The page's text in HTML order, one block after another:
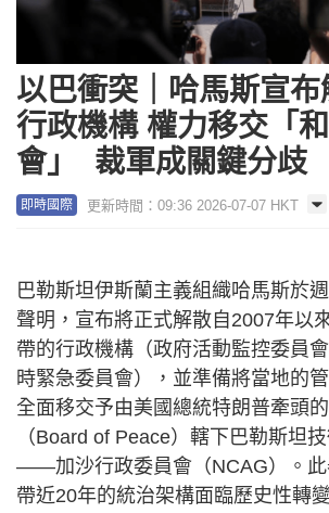
以巴衝突｜哈馬斯宣
行政機構 權力移交「
會」 裁軍成關鍵分歧
即時國際 更新時間：09:36 2026-07-07 HKT
巴勒斯坦伊斯蘭主義組織哈馬斯於
聲明，宣布將正式解散自2007年以
帶的行政機構（政府活動監控委員
時緊急委員會），並準備將當地的
全面移交予由美國總統特朗普牽頭的
（Board of Peace）轄下巴勒斯坦
——加沙行政委員會（NCAG）。此
帶近20年的統治架構面臨歷史性轉